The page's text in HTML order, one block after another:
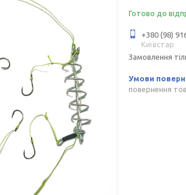
Готово до
+380 (98)
Київстар
Замовлення
повернення